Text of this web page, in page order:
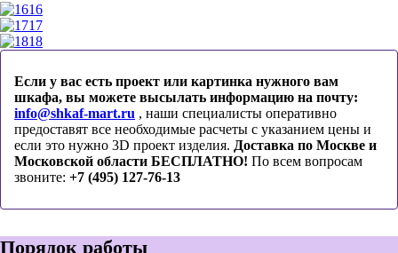
16
17
18
Если у вас есть проект или картинка нужного вам
шкафа, вы можете высылать информацию на почту:
info@shkaf-mart.ru , наши специалисты оперативно
предоставят все необходимые расчеты с указанием цены и
если это нужно 3D проект изделия. Доставка по Москве и
Московской области БЕСПЛАТНО! По всем вопросам
звоните: +7 (495) 127-76-13
Порядок работы